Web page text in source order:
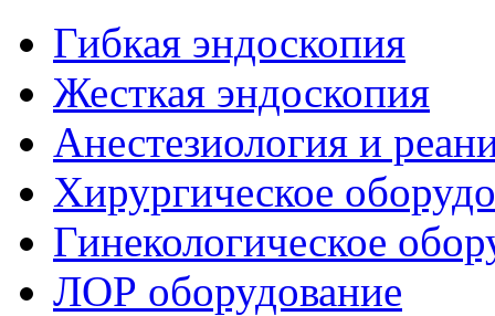
Гибкая эндоскопия
Жесткая эндоскопия
Анестезиология и
Хирургическое
Гинекологическое
ЛОР оборудование